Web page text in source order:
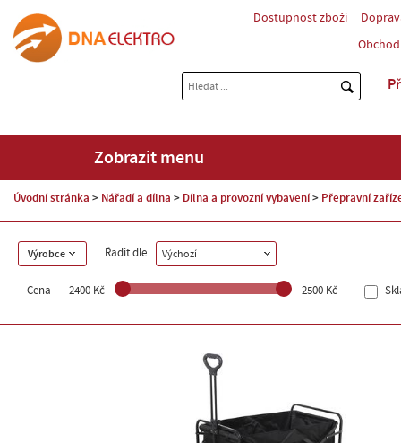
Dostupnost zboží
Zobrazit menu
Úvodní stránka Nářadí a dílna Dílna a provozní vybavení Přepravní
Výrobce Řadit dle Výchozí
Cena 2400 Kč 2500 Kč